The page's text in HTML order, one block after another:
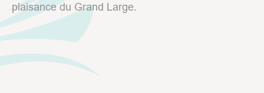
plaisance du Grand Large.